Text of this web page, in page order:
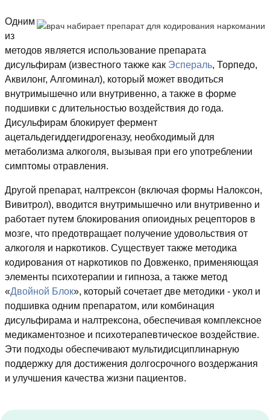
Одним
из
методов является использование препарата
дисульфирам (известного также как Эспераль, Торпедо,
Аквилонг, Алгоминал), который может вводиться
внутримышечно или внутривенно, а также в форме
подшивки с длительностью воздействия до года.
Дисульфирам блокирует фермент
ацетальдегиддегидрогеназу, необходимый для
метаболизма алкоголя, вызывая при его употреблении
симптомы отравления.
Другой препарат, налтрексон (включая формы Налоксон,
Вивитрол), вводится внутримышечно или внутривенно и
работает путем блокирования опиоидных рецепторов в
мозге, что предотвращает получение удовольствия от
алкоголя и наркотиков. Существует также методика
кодирования от наркотиков по Довженко, применяющая
элементы психотерапии и гипноза, а также метод
«Двойной Блок», который сочетает две методики - укол и
подшивка одним препаратом, или комбинация
дисульфирама и налтрексона, обеспечивая комплексное
медикаментозное и психотерапевтическое воздействие.
Эти подходы обеспечивают мультидисциплинарную
поддержку для достижения долгосрочного воздержания
и улучшения качества жизни пациентов.